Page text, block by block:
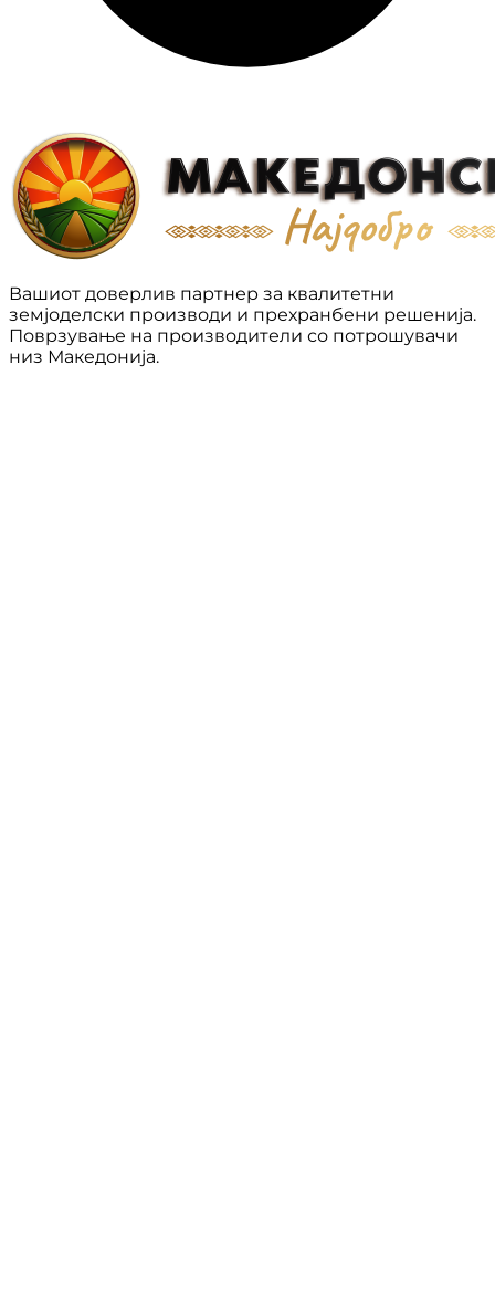
Вашиот доверлив партнер за квалитетни
земјоделски производи и прехранбени решенија.
Поврзување на производители со потрошувачи
низ Македонија.